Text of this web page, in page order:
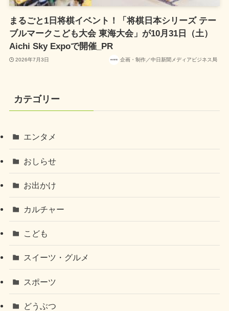
まるごと1日将棋イベント！「将棋日本シリーズ テー
ブルマークこども大会 東海大会」が10月31日（土）
Aichi Sky Expoで開催_PR
2026年7月3日 企画・制作／中日新聞メディアビジネス局
カテゴリー
エンタメ
おしらせ
お出かけ
カルチャー
こども
スイーツ・グルメ
スポーツ
どうぶつ